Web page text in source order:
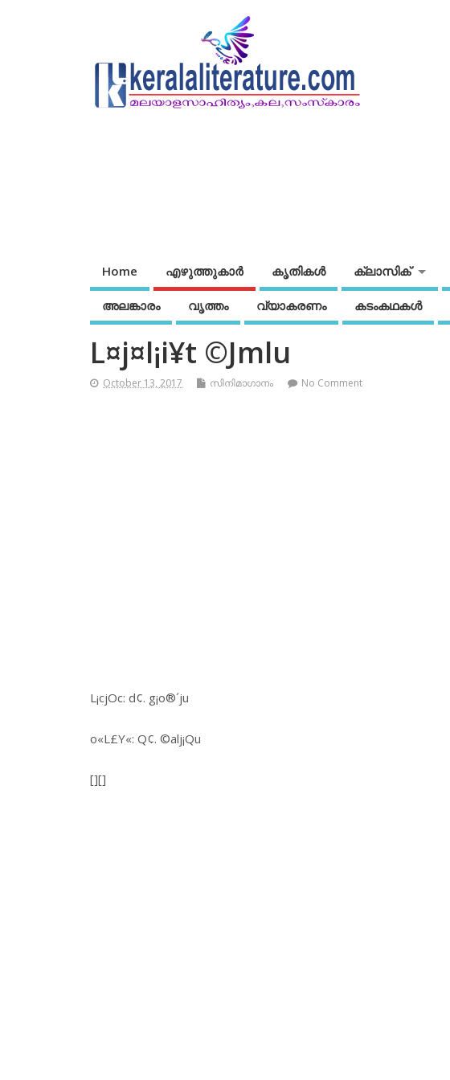
Home എഴുത്തുകാര്‍ കൃതികൾ ക്ലാസിക്
അലങ്കാരം വൃത്തം വ്യാകരണം കടംകഥകള്‍
L¤j¤l¡i¥t ©Jmlu
October 13, 2017 സിനിമാഗാനം No Comment
L¡cjOc: d¢. g¡o®´ju
o«L£Y«: Q¢. ©alj¡Qu
[][]